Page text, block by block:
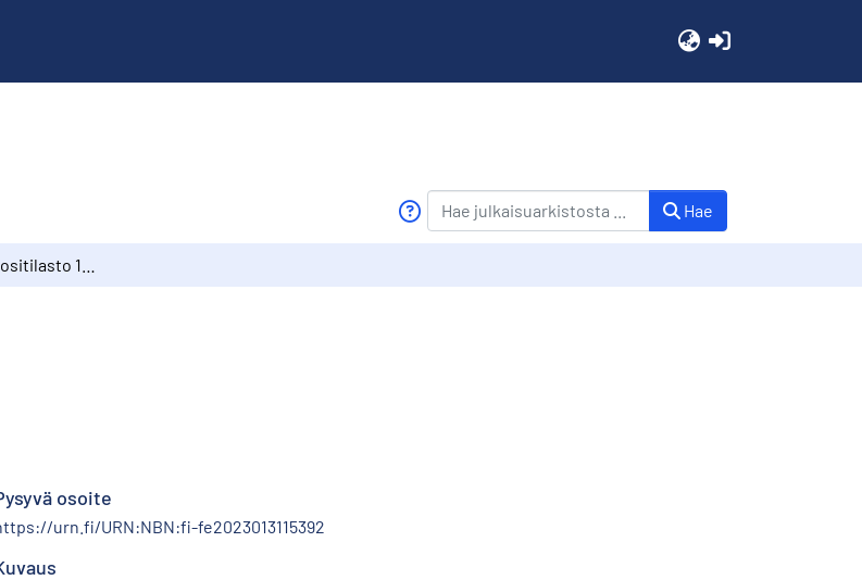
Hae
osoite
urn.fi/URN:NBN:fi-fe2023013115392